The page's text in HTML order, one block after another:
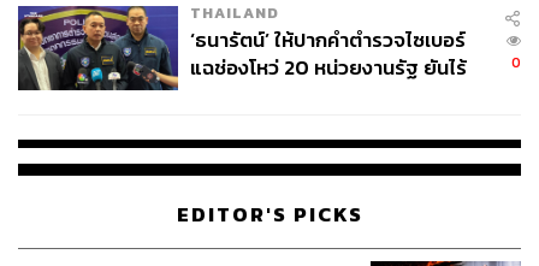
จ่ายหนี้-แอบระบุแบรนด์
THAILAND
‘ธนารัตน์’ ให้ปากคำตำรวจไซเบอร์
แฉช่องโหว่ 20 หน่วยงานรัฐ ยันไร้
0
EDITOR'S PICKS